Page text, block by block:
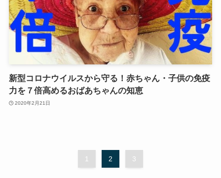
新型コロナウイルスから守る！赤ちゃん・子供の免疫
力を７倍高めるおばあちゃんの知恵
2020年2月21日
1 2 3